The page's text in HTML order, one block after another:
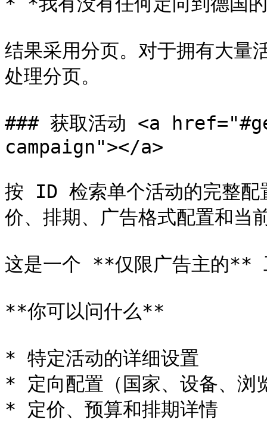
结果采用分页。对于拥有大
处理分页。
### 获取活动 <a
campaign"></a>
按 ID 检索单个活动的完整配
价、排期、广告格式配置和当
这是一个 **仅限广告主的**
**你可以问什么**
* 特定活动的详细设置
* 定向配置（国家、设备、浏
* 定价、预算和排期详情